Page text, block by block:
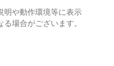
明や動作環境等に表示
場合がございます。